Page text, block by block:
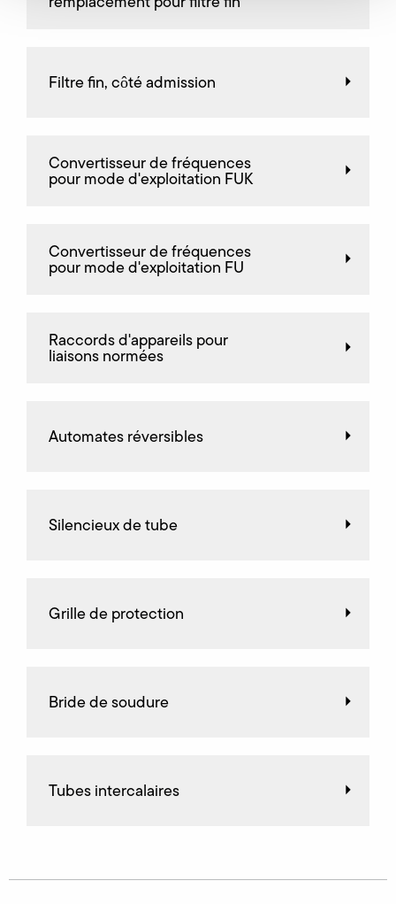
Filtre fin, côté admission
Convertisseur de fréquences
pour mode d'exploitation FUK
Convertisseur de fréquences
pour mode d'exploitation FU
Raccords d'appareils pour
liaisons normées
Automates réversibles
Silencieux de tube
Grille de protection
Bride de soudure
Tubes intercalaires